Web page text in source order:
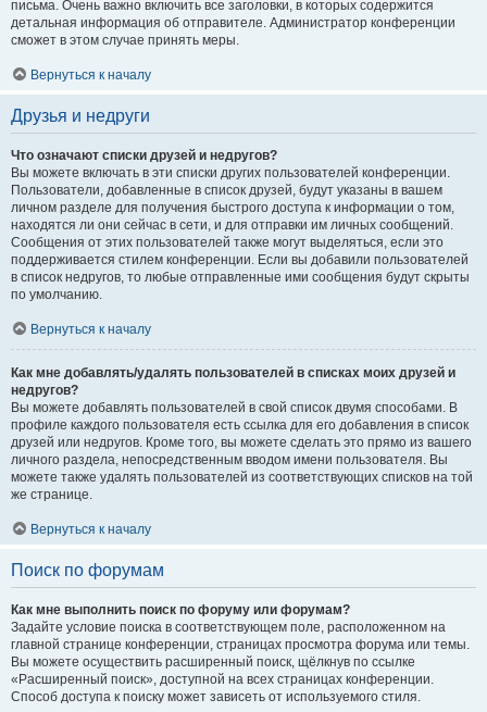
письма. Очень важно включить все заголовки, в которых содержится
детальная информация об отправителе. Администратор конференции
сможет в этом случае принять меры.
Вернуться к началу
Друзья и недруги
Что означают списки друзей и недругов?
Вы можете включать в эти списки других пользователей конференции.
Пользователи, добавленные в список друзей, будут указаны в вашем
личном разделе для получения быстрого доступа к информации о том,
находятся ли они сейчас в сети, и для отправки им личных сообщений.
Сообщения от этих пользователей также могут выделяться, если это
поддерживается стилем конференции. Если вы добавили пользователей
в список недругов, то любые отправленные ими сообщения будут скрыты
по умолчанию.
Вернуться к началу
Как мне добавлять/удалять пользователей в списках моих друзей и
недругов?
Вы можете добавлять пользователей в свой список двумя способами. В
профиле каждого пользователя есть ссылка для его добавления в список
друзей или недругов. Кроме того, вы можете сделать это прямо из вашего
личного раздела, непосредственным вводом имени пользователя. Вы
можете также удалять пользователей из соответствующих списков на той
же странице.
Вернуться к началу
Поиск по форумам
Как мне выполнить поиск по форуму или форумам?
Задайте условие поиска в соответствующем поле, расположенном на
главной странице конференции, страницах просмотра форума или темы.
Вы можете осуществить расширенный поиск, щёлкнув по ссылке
«Расширенный поиск», доступной на всех страницах конференции.
Способ доступа к поиску может зависеть от используемого стиля.